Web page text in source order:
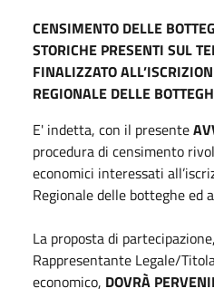
CENSIMENTO DELLE
STORICHE PRESENTI SUL
FINALIZZATO
REGIONALE DELLE
E' indetta, con il presente
procedura di censimento
economici interessati
Regionale delle botteghe ed
La proposta di
Rappresentante Legale/
economico, DOVRÀ